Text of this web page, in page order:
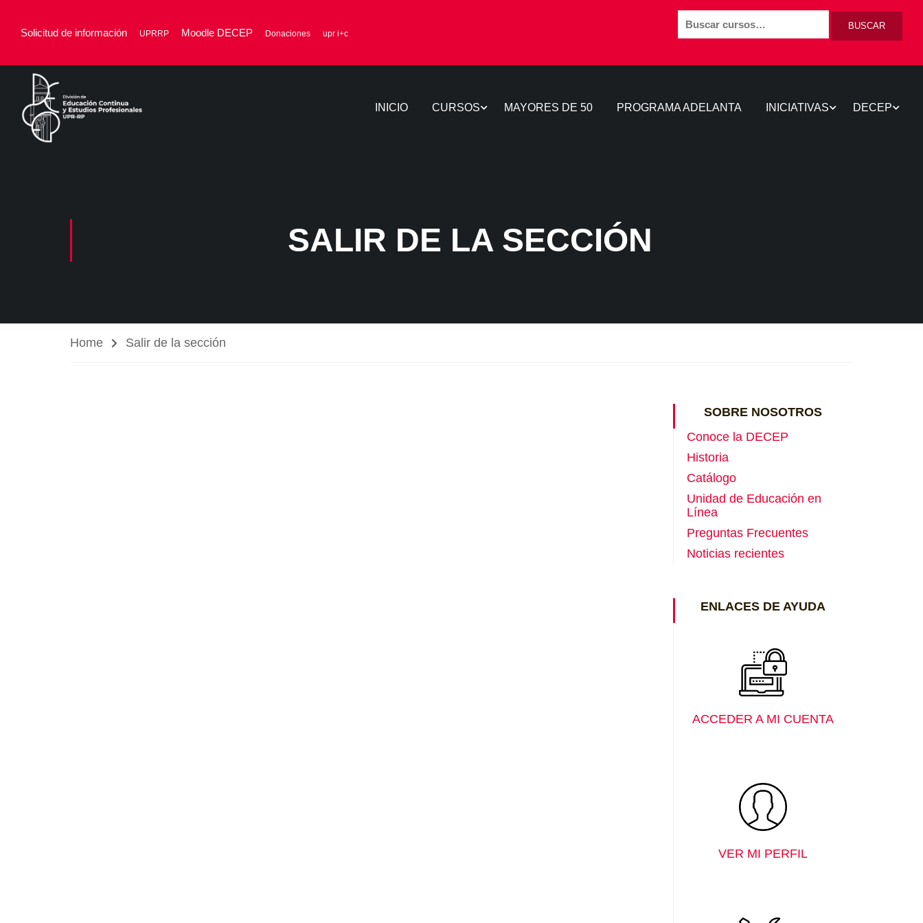
Solicitud de información UPRRP Moodle DECEP Donaciones upr i+c
BUSCAR
INICIO CURSOS MAYORES DE 50 PROGRAMA ADELANTA INICIATIVAS DECEP
SALIR DE LA SECCIÓN
Home Salir de la sección
SOBRE NOSOTROS
Conoce la DECEP
Historia
Catálogo
Unidad de Educación en
Línea
Preguntas Frecuentes
Noticias recientes
ENLACES DE AYUDA
ACCEDER A MI CUENTA
VER MI PERFIL